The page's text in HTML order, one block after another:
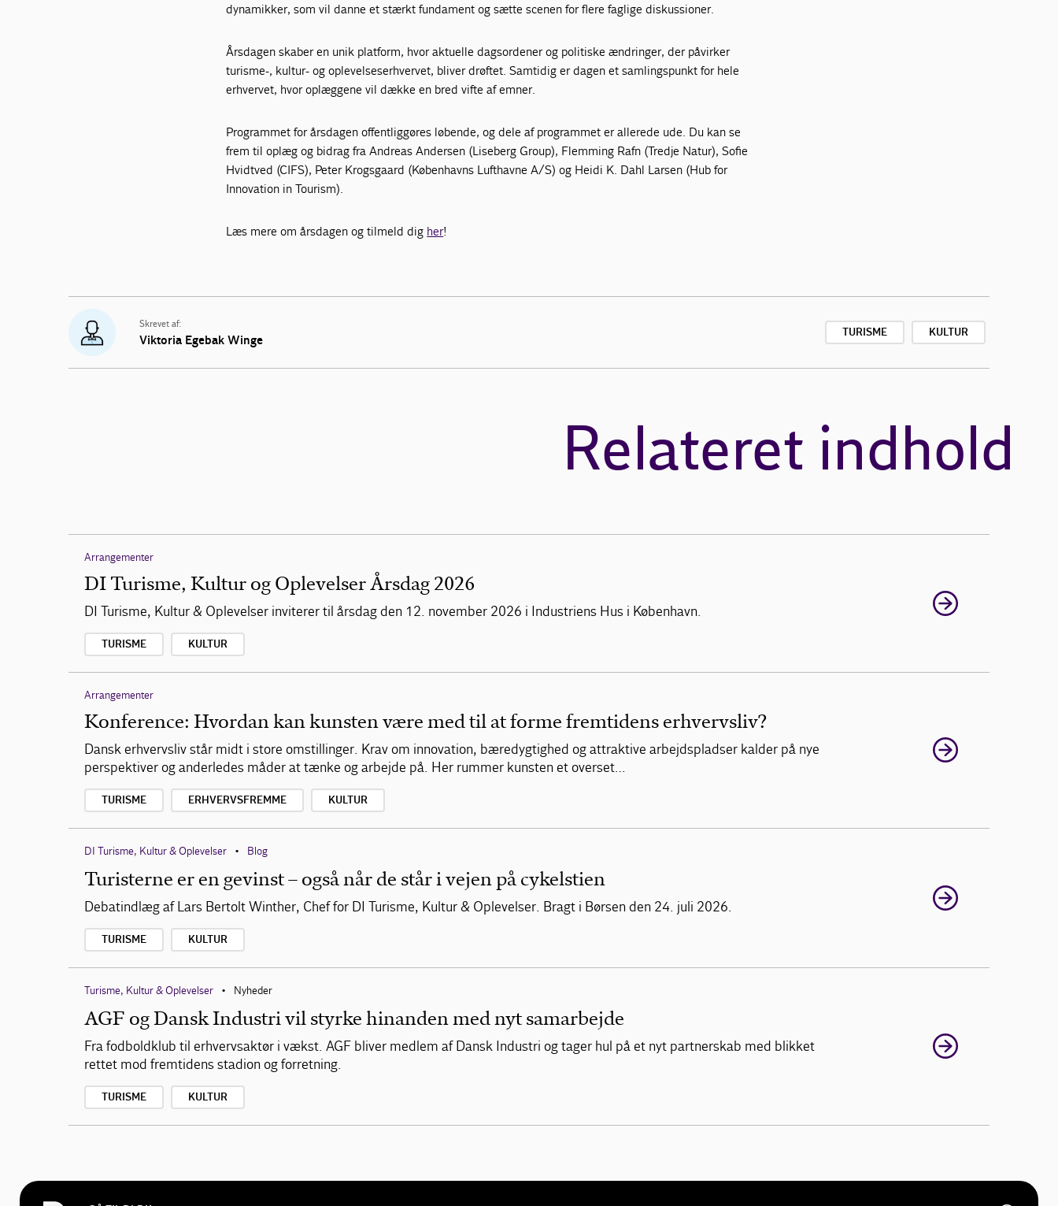
dynamikker, som vil danne et stærkt fundament og sætte scenen for flere faglige diskussioner.
Årsdagen skaber en unik platform, hvor aktuelle dagsordener og politiske ændringer, der påvirker
turisme-, kultur- og oplevelseserhvervet, bliver drøftet. Samtidig er dagen et samlingspunkt for hele
erhvervet, hvor oplæggene vil dække en bred vifte af emner.
Programmet for årsdagen offentliggøres løbende, og dele af programmet er allerede ude. Du kan se
frem til oplæg og bidrag fra Andreas Andersen (Liseberg Group), Flemming Rafn (Tredje Natur), Sofie
Hvidtved (CIFS), Peter Krogsgaard (Københavns Lufthavne A/S) og Heidi K. Dahl Larsen (Hub for
Innovation in Tourism).
Læs mere om årsdagen og tilmeld dig her!
Skrevet af:
Viktoria Egebak Winge
TURISME KULTUR
Relateret indhold
Arrangementer
DI Turisme, Kultur og Oplevelser Årsdag 2026
DI Turisme, Kultur & Oplevelser inviterer til årsdag den 12. november 2026 i Industriens Hus i København.
TURISME KULTUR
Arrangementer
Konference: Hvordan kan kunsten være med til at forme fremtidens erhvervsliv?
Dansk erhvervsliv står midt i store omstillinger. Krav om innovation, bæredygtighed og attraktive arbejdspladser kalder på nye
perspektiver og anderledes måder at tænke og arbejde på. Her rummer kunsten et overset…
TURISME ERHVERVSFREMME KULTUR
DI Turisme, Kultur & Oplevelser • Blog
Turisterne er en gevinst – også når de står i vejen på cykelstien
Debatindlæg af Lars Bertolt Winther, Chef for DI Turisme, Kultur & Oplevelser. Bragt i Børsen den 24. juli 2026.
TURISME KULTUR
Turisme, Kultur & Oplevelser • Nyheder
AGF og Dansk Industri vil styrke hinanden med nyt samarbejde
Fra fodboldklub til erhvervsaktør i vækst. AGF bliver medlem af Dansk Industri og tager hul på et nyt partnerskab med blikket
rettet mod fremtidens stadion og forretning.
TURISME KULTUR